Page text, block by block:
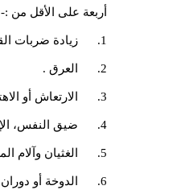
أربعة على الأقل من :-
1. زيادة ضربات القلب آلام في الصدر .
2. العرق .
3. الارتعاش أو الاهتزاز .
4. ضيق النفس، الإحساس بأن المرء يختنق وأن هناك شيئًا يسد حلقه .
5. الغثيان وآلام المعدة .
6. الدوخة أو دوران الرأس .